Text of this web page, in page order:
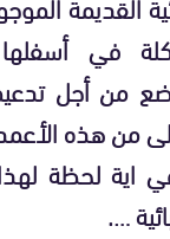
في
من أجل
من هذه
اية لحظة
….